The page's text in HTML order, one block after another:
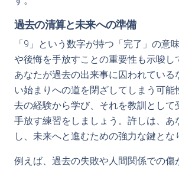
過去の清算と未来への準備
「9」という数字が持つ「完了」の意
や後悔を手放すことの重要性も示唆し
あなたが過去の出来事に囚われている
い始まりへの道を閉ざしてしまう可能
去の経験から学び、それを教訓として
手放す練習をしましょう。許しは、あ
し、未来へと進むための強力な鍵とな
例えば、過去の失敗や人間関係での傷